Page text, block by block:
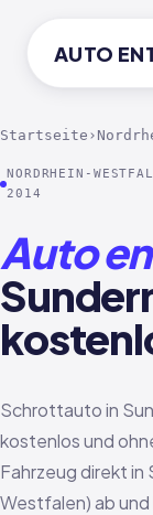
AUTO
Startseite ›
NORDRHEIN-
2014
Auto
Schrottauto in
kostenlos und
Fahrzeug direkt in
Westfalen) ab